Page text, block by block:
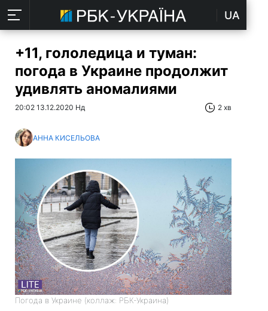
UA
+11, гололедица и туман:
погода в Украине продолжит
удивлять аномалиями
20:02 13.12.2020 Нд 2 хв
АННА КИСЕЛЬОВА
Погода в Украине (коллаж: РБК-Украина)